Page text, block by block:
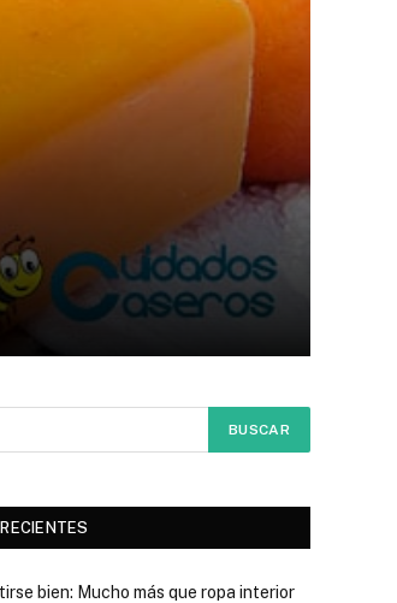
bien: Mucho más que ropa interior